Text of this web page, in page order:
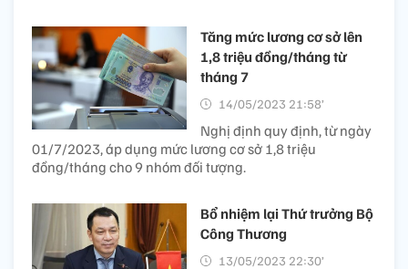
Tăng mức lương cơ sở lên
1,8 triệu đồng/tháng từ
tháng 7
14/05/2023 21:58’
Nghị định quy định, từ ngày
01/7/2023, áp dụng mức lương cơ sở 1,8 triệu
đồng/tháng cho 9 nhóm đối tượng.
Bổ nhiệm lại Thứ trưởng Bộ
Công Thương
13/05/2023 22:30’